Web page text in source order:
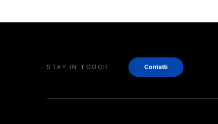
STAY IN TOUCH Contatti